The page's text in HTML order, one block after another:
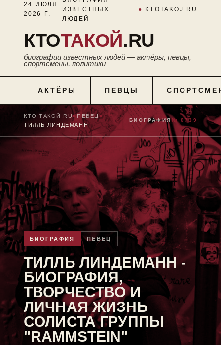
24 ИЮЛЯ
2026 Г.
ИЗВЕСТНЫХ
ЛЮДЕЙ
● KTOTAKOJ.RU
КТОТАКОЙ.RU
биографии известных людей — актёры, певцы,
спортсмены, политики
АКТЁРЫ ПЕВЦЫ
КТО ТАКОЙ.RU■ПЕВЕЦ■
ТИЛЛЬ ЛИНДЕМАНН
БИОГРАФИЯ№ 0739
БИОГРАФИЯ ПЕВЕЦ
ТИЛЛЬ ЛИНДЕМАНН -
БИОГРАФИЯ,
ТВОРЧЕСТВО И
ЛИЧНАЯ ЖИЗНЬ
СОЛИСТА ГРУППЫ
"RAMMSTEIN"